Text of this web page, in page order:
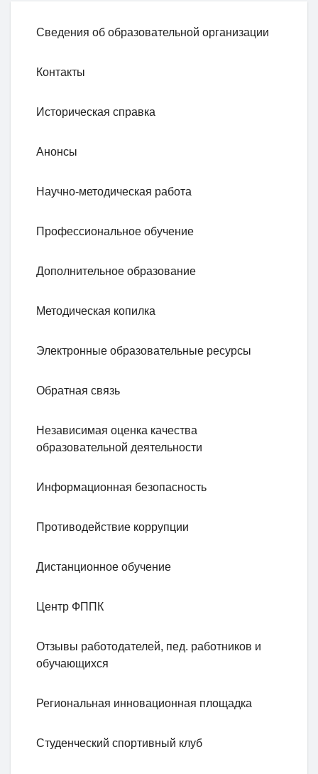
Сведения об образовательной организации
Контакты
Историческая справка
Анонсы
Научно-методическая работа
Профессиональное обучение
Дополнительное образование
Методическая копилка
Электронные образовательные ресурсы
Обратная связь
Независимая оценка качества
образовательной деятельности
Информационная безопасность
Противодействие коррупции
Дистанционное обучение
Центр ФППК
Отзывы работодателей, пед. работников и
обучающихся
Региональная инновационная площадка
Студенческий спортивный клуб